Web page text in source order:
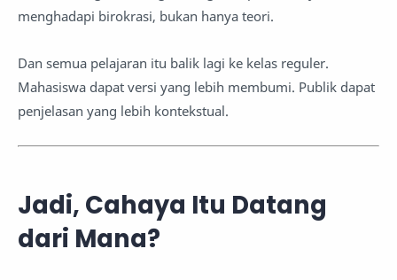
menghadapi birokrasi, bukan hanya teori.
Dan semua pelajaran itu balik lagi ke kelas reguler.
Mahasiswa dapat versi yang lebih membumi. Publik dapat
penjelasan yang lebih kontekstual.
Jadi, Cahaya Itu Datang
dari Mana?